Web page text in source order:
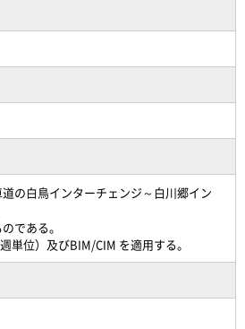
の白鳥インターチェンジ～白川郷イン
である。
単位）及びBIM/CIM を適用する。